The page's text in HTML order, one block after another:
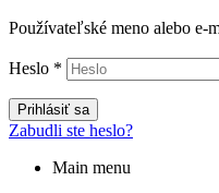
Používateľské meno alebo e-
Heslo *
Prihlásiť sa
Zabudli ste heslo?
Main menu